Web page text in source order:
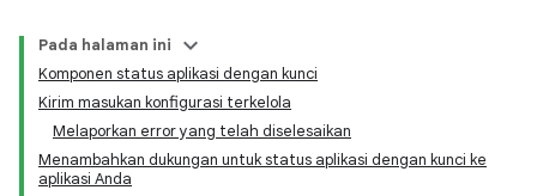
Pada halaman ini
Komponen status aplikasi dengan kunci
Kirim masukan konfigurasi terkelola
Melaporkan error yang telah diselesaikan
Menambahkan dukungan untuk status aplikasi dengan kunci ke
aplikasi Anda